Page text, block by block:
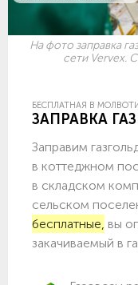
На фото заправка
сети Vervex.
БЕСПЛАТНАЯ В
ЗАПРАВКА
Заправим
в коттеджном
в складском
сельском
бесплатные, вы
закачиваемый в